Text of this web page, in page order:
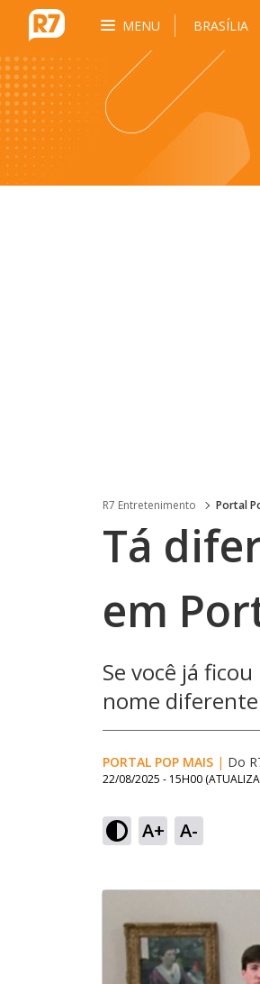
MENU BRASÍLIA
R7 Entretenimento Portal
Tá
em
Se você já
nome
PORTAL POP MAIS | Do
22/08/2025 - 15H00
A+ A-